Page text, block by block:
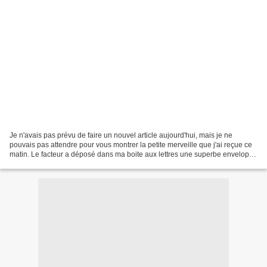
Je n'avais pas prévu de faire un nouvel article aujourd'hui, mais je ne
pouvais pas attendre pour vous montrer la petite merveille que j'ai reçue ce
matin. Le facteur a déposé dans ma boite aux lettres une superbe enveloppe